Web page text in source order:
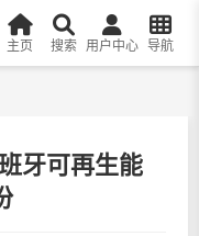
主页 搜索 用户中心 导航
牙可再生能